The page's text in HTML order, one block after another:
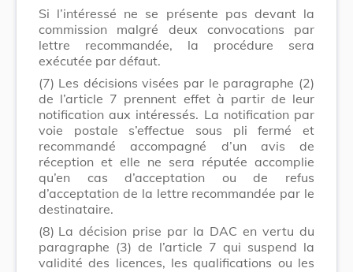
Si l’intéressé ne se présente pas devant la
commission malgré deux convocations par
lettre recommandée, la procédure sera
exécutée par défaut.
(7) Les décisions visées par le paragraphe (2)
de l’article 7 prennent effet à partir de leur
notification aux intéressés. La notification par
voie postale s’effectue sous pli fermé et
recommandé accompagné d’un avis de
réception et elle ne sera réputée accomplie
qu’en cas d’acceptation ou de refus
d’acceptation de la lettre recommandée par le
destinataire.
(8) La décision prise par la DAC en vertu du
paragraphe (3) de l’article 7 qui suspend la
validité des licences, les qualifications ou les